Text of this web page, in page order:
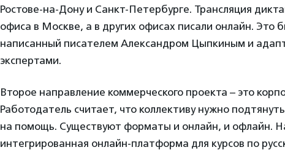
Ростове-на-Дону и Санкт-Петербурге. Трансляция
офиса в Москве, а в других офисах писали онлайн. Это
написанный писателем Александром Цыпкиным и
экспертами.
Второе направление коммерческого проекта – это
Работодатель считает, что коллективу нужно
на помощь. Существуют форматы и онлайн, и офлайн.
интегрированная онлайн-платформа для курсов по